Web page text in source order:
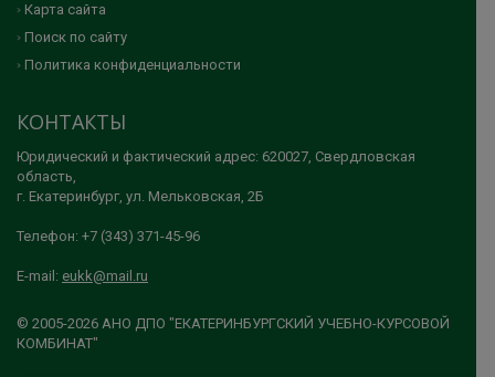
Карта сайта
Поиск по сайту
Политика конфиденциальности
КОНТАКТЫ
Юридический и фактический адрес: 620027, Свердловская
область,
г. Екатеринбург, ул. Мельковская, 2Б
Телефон: +7 (343) 371-45-96
E-mail: eukk@mail.ru
© 2005-2026 АНО ДПО "ЕКАТЕРИНБУРГСКИЙ УЧЕБНО-КУРСОВОЙ
КОМБИНАТ"